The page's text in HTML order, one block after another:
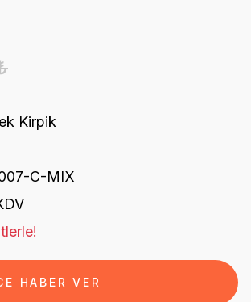
Kirpik
C-MIX
HABER VER